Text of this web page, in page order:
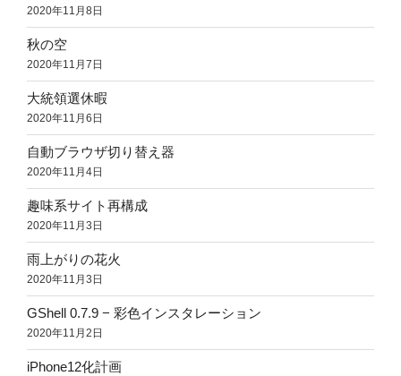
2020年11月8日
秋の空
2020年11月7日
大統領選休暇
2020年11月6日
自動ブラウザ切り替え器
2020年11月4日
趣味系サイト再構成
2020年11月3日
雨上がりの花火
2020年11月3日
GShell 0.7.9 − 彩色インスタレーション
2020年11月2日
iPhone12化計画